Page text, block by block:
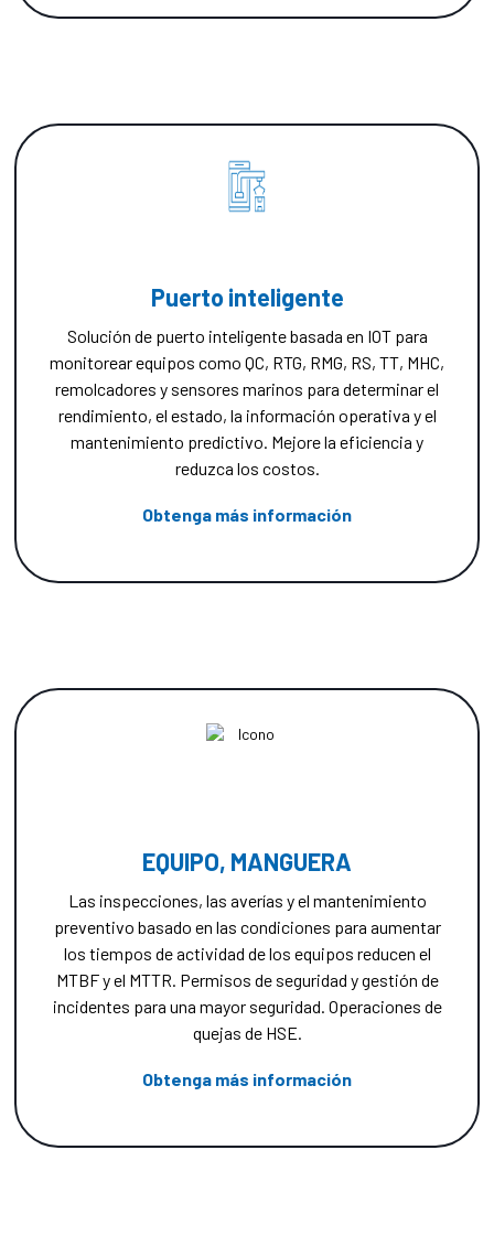
Puerto inteligente
Solución de puerto inteligente basada en IOT para
monitorear equipos como QC, RTG, RMG, RS, TT, MHC,
remolcadores y sensores marinos para determinar el
rendimiento, el estado, la información operativa y el
mantenimiento predictivo. Mejore la eficiencia y
reduzca los costos.
Obtenga más información
EQUIPO, MANGUERA
Las inspecciones, las averías y el mantenimiento
preventivo basado en las condiciones para aumentar
los tiempos de actividad de los equipos reducen el
MTBF y el MTTR. Permisos de seguridad y gestión de
incidentes para una mayor seguridad. Operaciones de
quejas de HSE.
Obtenga más información